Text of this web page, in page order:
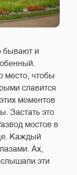
бывают и
место, чтобы
славится
моментов
Застать это
мостов в
Каждый
Ах,
слышали эти